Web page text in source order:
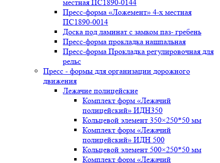
местная ПС1890-0144
Пресс-форма «Ложемент» 4-х местная
ПС1890-0014
Доска под ламинат с замком паз- гребень
Пресс-форма прокладка нашпальная
Пресс-форма Прокладка регулировочная для
рельс
Пресс - формы для организации дорожного
движения
Лежачие полицейские
Комплект форм «Лежачий
полицейский» ИДН350
Кольцевой элемент 350×250*50 мм
Комплект форм «Лежачий
полицейский» ИДН 500
Кольцевой элемент 500×250*50 мм
Комплект форм «Лежачий